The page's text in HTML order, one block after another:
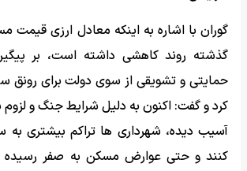
گوران با اشاره به اینکه معادل ارزی
گذشته روند کاهشی داشته است، بر
حمایتی و تشویقی از سوی دولت برای رونق
کرد و گفت: اکنون به دلیل شرایط جنگ و
آسیب دیده، شهرداری ها تراکم بیشتری به
کنند و حتی عوارض مسکن به صفر رسیده